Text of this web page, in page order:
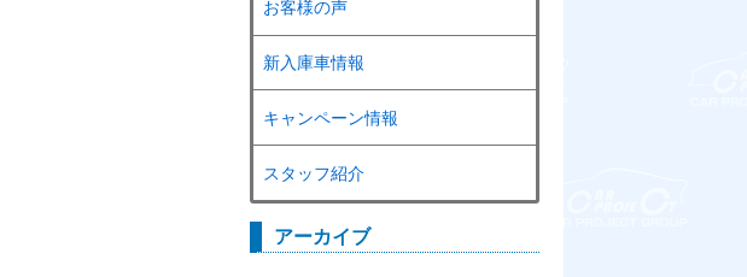
お客様の声
新入庫車情報
キャンペーン情報
スタッフ紹介
アーカイブ